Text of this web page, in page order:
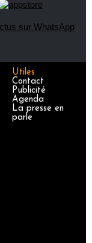
Utiles
Contact
Publicité
Agenda
La presse en
parle